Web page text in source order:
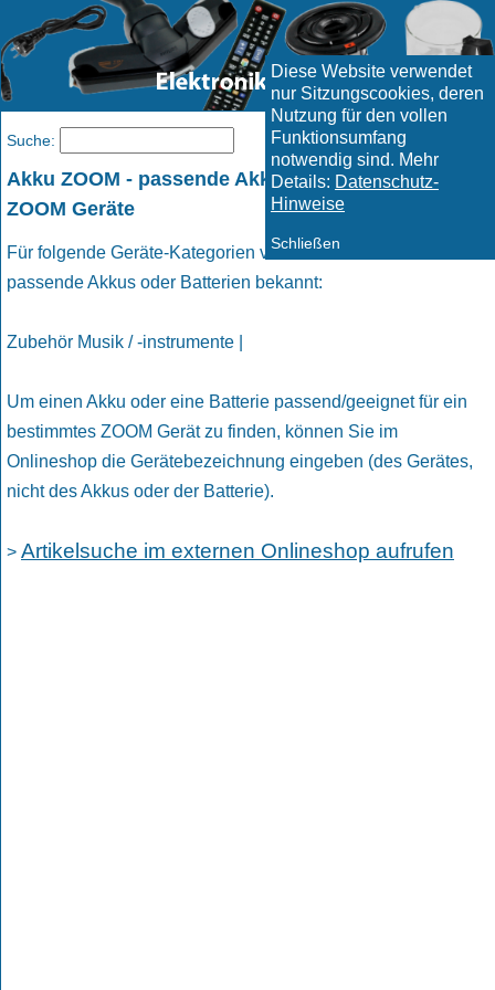
Diese Website verwendet
nur Sitzungscookies, deren
Nutzung für den vollen
Funktionsumfang
notwendig sind. Mehr
Details: Datenschutz-
Hinweise
Schließen
Akku ZOOM - passende Akkus und Batterien für
ZOOM Geräte
Für folgende Geräte-Kategorien von ZOOM sind uns
passende Akkus oder Batterien bekannt:
Zubehör Musik / -instrumente |
Um einen Akku oder eine Batterie passend/geeignet für ein
bestimmtes ZOOM Gerät zu finden, können Sie im
Onlineshop die Gerätebezeichnung eingeben (des Gerätes,
nicht des Akkus oder der Batterie).
> Artikelsuche im externen Onlineshop aufrufen
Suche: